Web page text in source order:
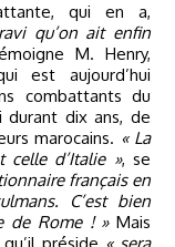
qui en a,
qu’on ait enfin
M. Henry,
est aujourd’hui
combattants du
durant dix ans, de
marocains. « La
celle d’Italie », se
français en
C’est bien
de Rome ! »Mais